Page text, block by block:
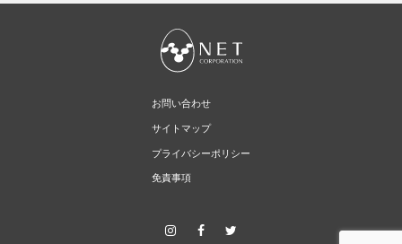
お問い合わせ
サイトマップ
プライバシーポリシー
免責事項